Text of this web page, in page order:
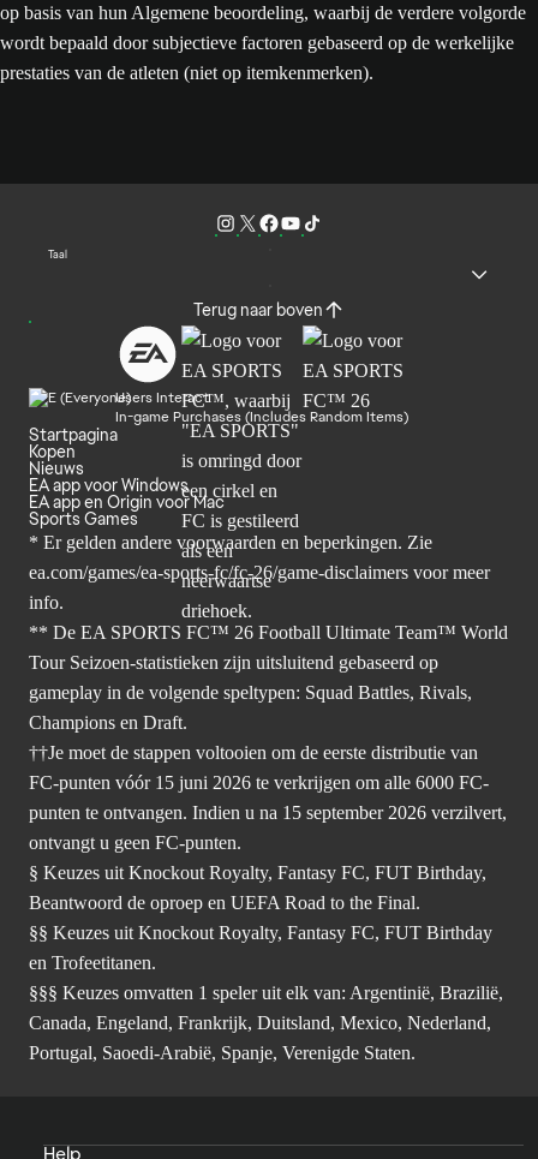
op basis van hun Algemene beoordeling, waarbij de verdere volgorde
wordt bepaald door subjectieve factoren gebaseerd op de werkelijke
prestaties van de atleten (niet op itemkenmerken).
Taal
Terug naar boven
Users Interact
In-game Purchases (Includes Random Items)
Startpagina
Kopen
Nieuws
EA app voor Windows
EA app en Origin voor Mac
Sports Games
* Er gelden andere voorwaarden en beperkingen. Zie
ea.com/games/ea-sports-fc/fc-26/game-disclaimers voor meer
info.
** De EA SPORTS FC™ 26 Football Ultimate Team™ World
Tour Seizoen-statistieken zijn uitsluitend gebaseerd op
gameplay in de volgende speltypen: Squad Battles, Rivals,
Champions en Draft.
††Je moet de stappen voltooien om de eerste distributie van
FC-punten vóór 15 juni 2026 te verkrijgen om alle 6000 FC-
punten te ontvangen. Indien u na 15 september 2026 verzilvert,
ontvangt u geen FC-punten.
§ Keuzes uit Knockout Royalty, Fantasy FC, FUT Birthday,
Beantwoord de oproep en UEFA Road to the Final.
§§ Keuzes uit Knockout Royalty, Fantasy FC, FUT Birthday
en Trofeetitanen.
§§§ Keuzes omvatten 1 speler uit elk van: Argentinië, Brazilië,
Canada, Engeland, Frankrijk, Duitsland, Mexico, Nederland,
Portugal, Saoedi-Arabië, Spanje, Verenigde Staten.
Help